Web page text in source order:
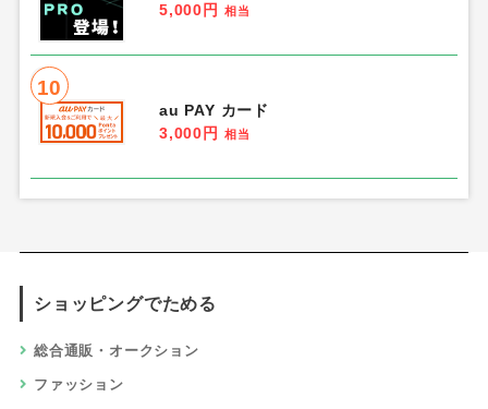
5,000円
相当
10
au PAY カード
3,000円
相当
ショッピングでためる
総合通販・オークション
ファッション